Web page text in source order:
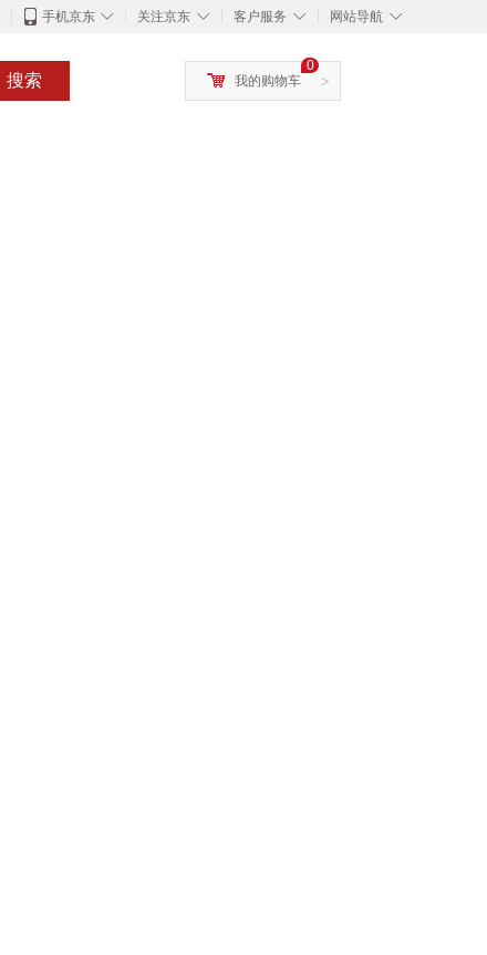
◇
手机京东 ◇
关注京东 ◇
客户服务 ◇
网站导航
搜索 >
0
我的购物车